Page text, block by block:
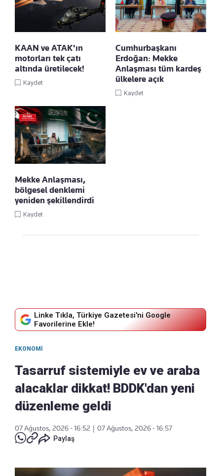
KAAN ve ATAK'ın
motorları tek çatı
altında üretilecek!
Kaydet
Cumhurbaşkanı
Erdoğan: Mekke
Anlaşması tüm kardeş
ülkelere açık
Kaydet
Mekke Anlaşması,
bölgesel denklemi
yeniden şekillendirdi
Kaydet
Linke Tıkla, Türkiye Gazetesi'ni Google
Favorilerine Ekle!
EKONOMI
Tasarruf sistemiyle ev ve araba
alacaklar dikkat! BDDK'dan yeni
düzenleme geldi
07 Ağustos, 2026 - 16:52
07 Ağustos, 2026 - 16:57
Paylaş